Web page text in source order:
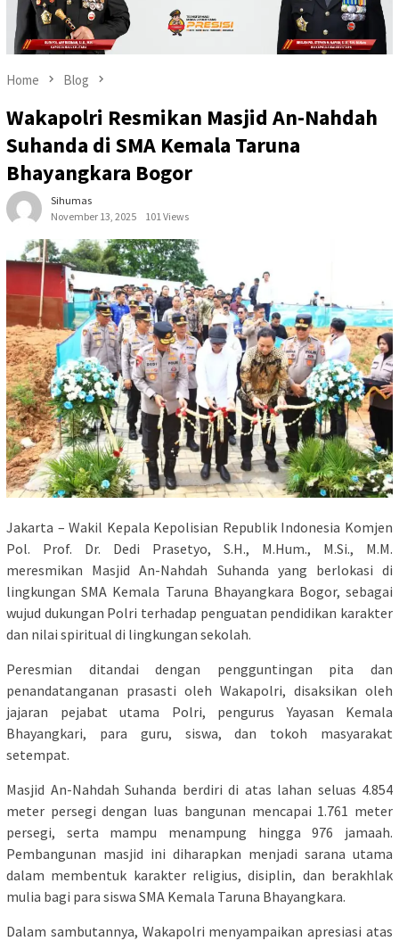
Home Blog
Wakapolri Resmikan Masjid An-Nahdah
Suhanda di SMA Kemala Taruna
Bhayangkara Bogor
Sihumas
November 13, 2025
101 Views
Jakarta – Wakil Kepala Kepolisian Republik Indonesia Komjen
Pol. Prof. Dr. Dedi Prasetyo, S.H., M.Hum., M.Si., M.M.
meresmikan Masjid An-Nahdah Suhanda yang berlokasi di
lingkungan SMA Kemala Taruna Bhayangkara Bogor, sebagai
wujud dukungan Polri terhadap penguatan pendidikan karakter
dan nilai spiritual di lingkungan sekolah.
Peresmian ditandai dengan pengguntingan pita dan
penandatanganan prasasti oleh Wakapolri, disaksikan oleh
jajaran pejabat utama Polri, pengurus Yayasan Kemala
Bhayangkari, para guru, siswa, dan tokoh masyarakat
setempat.
Masjid An-Nahdah Suhanda berdiri di atas lahan seluas 4.854
meter persegi dengan luas bangunan mencapai 1.761 meter
persegi, serta mampu menampung hingga 976 jamaah.
Pembangunan masjid ini diharapkan menjadi sarana utama
dalam membentuk karakter religius, disiplin, dan berakhlak
mulia bagi para siswa SMA Kemala Taruna Bhayangkara.
Dalam sambutannya, Wakapolri menyampaikan apresiasi atas